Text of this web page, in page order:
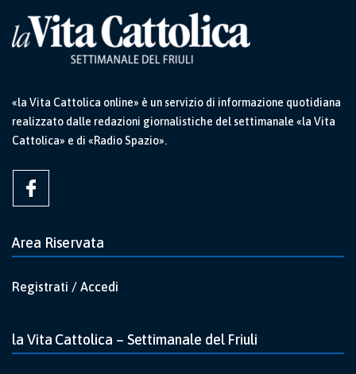
«la Vita Cattolica online» è un servizio di informazione quotidiana
realizzato dalle redazioni giornalistiche del settimanale «la Vita
Cattolica» e di «Radio Spazio».
Area Riservata
Registrati / Accedi
la Vita Cattolica – Settimanale del Friuli